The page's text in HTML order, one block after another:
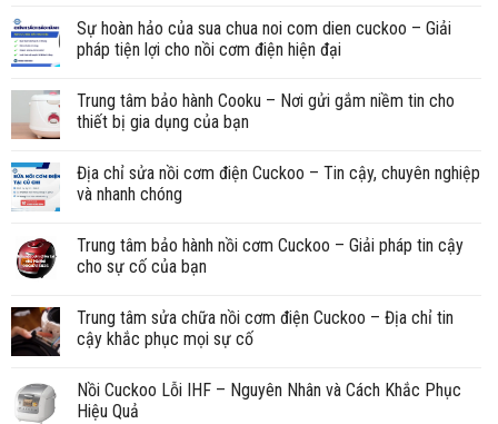
Sự hoàn hảo của sua chua noi com dien cuckoo – Giải
pháp tiện lợi cho nồi cơm điện hiện đại
Trung tâm bảo hành Cooku – Nơi gửi gắm niềm tin cho
thiết bị gia dụng của bạn
Địa chỉ sửa nồi cơm điện Cuckoo – Tin cậy, chuyên nghiệp
và nhanh chóng
Trung tâm bảo hành nồi cơm Cuckoo – Giải pháp tin cậy
cho sự cố của bạn
Trung tâm sửa chữa nồi cơm điện Cuckoo – Địa chỉ tin
cậy khắc phục mọi sự cố
Nồi Cuckoo Lỗi IHF – Nguyên Nhân và Cách Khắc Phục
Hiệu Quả